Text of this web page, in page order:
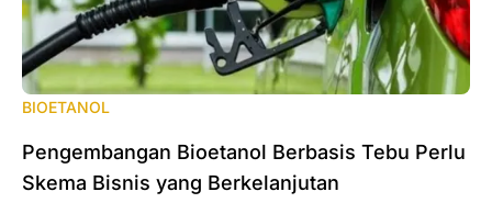
BIOETANOL
Pengembangan Bioetanol Berbasis Tebu Perlu
Skema Bisnis yang Berkelanjutan